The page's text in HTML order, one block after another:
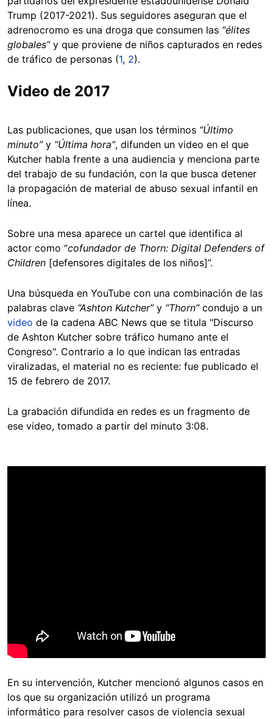
Trump (2017-2021). Sus seguidores aseguran que el
adrenocromo es una droga que consumen las “élites
globales”y que proviene de niños capturados en redes
de tráfico de personas (1, 2).
Video de 2017
Las publicaciones, que usan los términos “Último
minuto”y “Última hora”, difunden un video en el que
Kutcher habla frente a una audiencia y menciona parte
del trabajo de su fundación, con la que busca detener
la propagación de material de abuso sexual infantil en
línea.
Sobre una mesa aparece un cartel que identifica al
actor como “cofundador de Thorn: Digital Defenders of
Children [defensores digitales de los niños]”.
Una búsqueda en YouTube con una combinación de las
palabras clave “Ashton Kutcher”y “Thorn”condujo a un
video de la cadena ABC News que se titula "Discurso
de Ashton Kutcher sobre tráfico humano ante el
Congreso". Contrario a lo que indican las entradas
viralizadas, el material no es reciente: fue publicado el
15 de febrero de 2017.
La grabación difundida en redes es un fragmento de
ese video, tomado a partir del minuto 3:08.
En su intervención, Kutcher mencionó algunos casos en
los que su organización utilizó un programa
informático para resolver casos de violencia sexual